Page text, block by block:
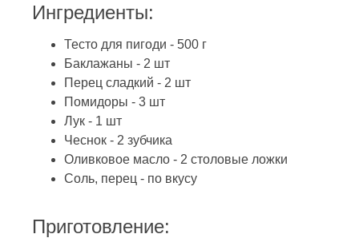
Ингредиенты:
Тесто для пигоди - 500 г
Баклажаны - 2 шт
Перец сладкий - 2 шт
Помидоры - 3 шт
Лук - 1 шт
Чеснок - 2 зубчика
Оливковое масло - 2 столовые ложки
Соль, перец - по вкусу
Приготовление: